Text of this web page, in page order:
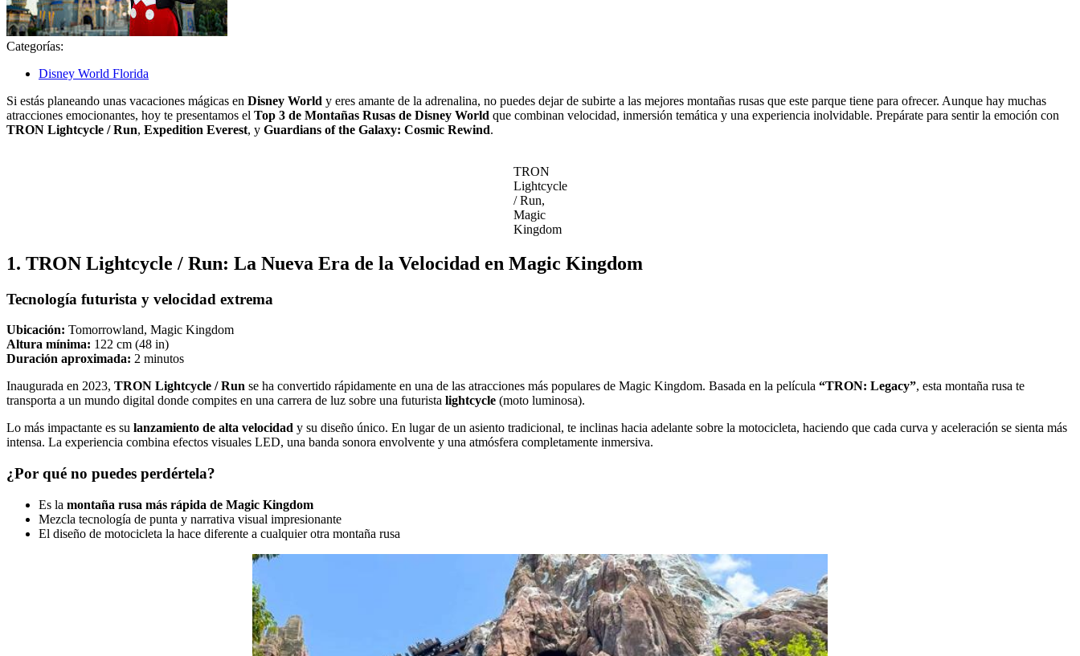
Categorías:
Disney World Florida
Si estás planeando unas vacaciones mágicas en Disney World y eres amante de la adrenalina, no puedes dejar de subirte a las mejores montañas rusas que este parque tiene para ofrecer. Aunque hay muchas
atracciones emocionantes, hoy te presentamos el Top 3 de Montañas Rusas de Disney World que combinan velocidad, inmersión temática y una experiencia inolvidable. Prepárate para sentir la emoción con
TRON Lightcycle / Run, Expedition Everest, y Guardians of the Galaxy: Cosmic Rewind.
TRON
Lightcycle
/ Run,
Magic
Kingdom
1. TRON Lightcycle / Run: La Nueva Era de la Velocidad en Magic Kingdom
Tecnología futurista y velocidad extrema
Ubicación: Tomorrowland, Magic Kingdom
Altura mínima: 122 cm (48 in)
Duración aproximada: 2 minutos
Inaugurada en 2023, TRON Lightcycle / Run se ha convertido rápidamente en una de las atracciones más populares de Magic Kingdom. Basada en la película “TRON: Legacy”, esta montaña rusa te
transporta a un mundo digital donde compites en una carrera de luz sobre una futurista lightcycle (moto luminosa).
Lo más impactante es su lanzamiento de alta velocidad y su diseño único. En lugar de un asiento tradicional, te inclinas hacia adelante sobre la motocicleta, haciendo que cada curva y aceleración se sienta más
intensa. La experiencia combina efectos visuales LED, una banda sonora envolvente y una atmósfera completamente inmersiva.
¿Por qué no puedes perdértela?
Es la montaña rusa más rápida de Magic Kingdom
Mezcla tecnología de punta y narrativa visual impresionante
El diseño de motocicleta la hace diferente a cualquier otra montaña rusa